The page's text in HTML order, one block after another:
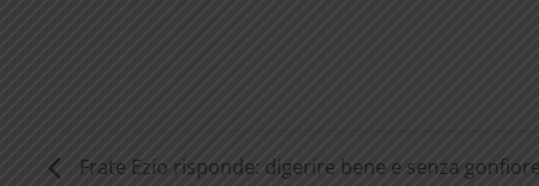
Frate Ezio risponde: digerire bene e senza